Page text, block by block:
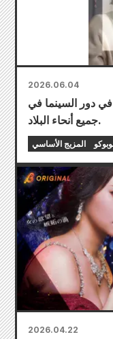
2026.06.04
دور السينما في
جميع أنحاء البلاد.
المزيج الأساسي
2026.04.22